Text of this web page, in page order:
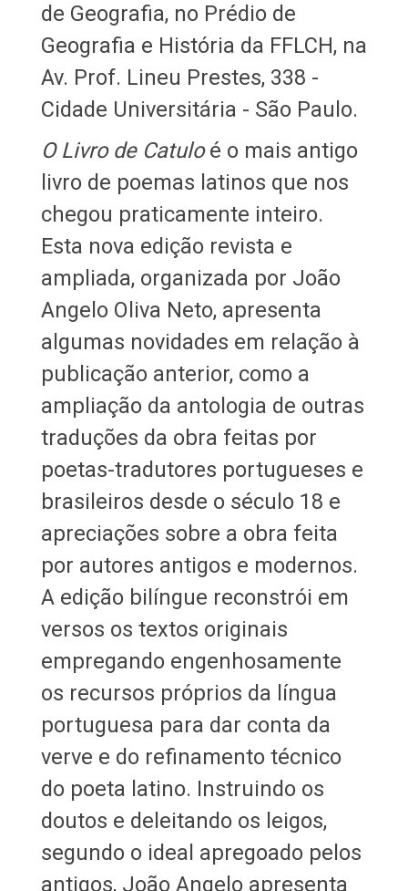
de Geografia, no Prédio de
Geografia e História da FFLCH, na
Av. Prof. Lineu Prestes, 338 -
Cidade Universitária - São Paulo.
O Livro de Catuloé o mais antigo
livro de poemas latinos que nos
chegou praticamente inteiro.
Esta nova edição revista e
ampliada, organizada por João
Angelo Oliva Neto, apresenta
algumas novidades em relação à
publicação anterior, como a
ampliação da antologia de outras
traduções da obra feitas por
poetas-tradutores portugueses e
brasileiros desde o século 18 e
apreciações sobre a obra feita
por autores antigos e modernos.
A edição bilíngue reconstrói em
versos os textos originais
empregando engenhosamente
os recursos próprios da língua
portuguesa para dar conta da
verve e do refinamento técnico
do poeta latino. Instruindo os
doutos e deleitando os leigos,
segundo o ideal apregoado pelos
antigos, João Angelo apresenta